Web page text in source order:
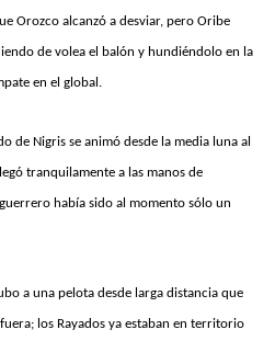
Orozco alcanzó a desviar, pero Oribe
de volea el balón y hundiéndolo en la
en el global.
de Nigris se animó desde la media luna al
tranquilamente a las manos de
había sido al momento sólo un
a una pelota desde larga distancia que
los Rayados ya estaban en territorio